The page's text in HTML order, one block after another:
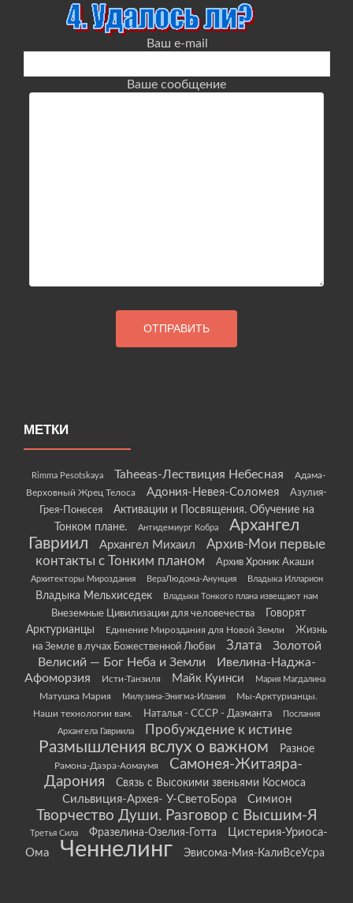
Ваш e-mail
Ваше сообщение
МЕТКИ
Rimma Pesotskaya Taheeas-Лествиция Небесная
Адама-
Верховный Жрец Телоса
Адония-Невея-Соломея
Азулия-
Грея-Понесея
Активации и Посвящения. Обучение на
Тонком плане.
Антидемиург Кобра
Архангел
Гавриил
Архангел Михаил
Архив-Мои первые
контакты с Тонким планом
Архив Хроник Акаши
Архитекторы Мироздания ВераЛюдома-Анунция Владыка Илларион
Владыка Мельхиседек Владыки Тонкого плана извещают нам
Внеземные Цивилизации для человечества
Говорят
Арктурианцы
Единение Мироздания для Новой Земли
Жизнь
на Земле в лучах Божественной Любви
Злата
Золотой
Велисий — Бог Неба и Земли
Ивелина-Наджа-
Афоморзия
Исти-Танзиля Майк Куинси Мария Магдалина
Матушка Мария Милузина-Энигма-Илания
Мы-Арктурианцы.
Наши технологии вам.
Наталья - СССР - Даэманта
Послания
Архангела Гавриила
Пробуждение к истине
Размышления вслух о важном Разное
Рамона-Даэра-Аомаумя
Самонея-Житаяра-
Дарония
Связь с Высокими звеньями Космоса
Сильвиция-Архея- У-СветоБора Симион
Творчество Души. Разговор с Высшим-Я
Третья Сила Фразелина-Озелия-Готта
Цистерия-Уриоса-
Ома
Ченнелинг Эвисома-Мия-КалиВсеУсра